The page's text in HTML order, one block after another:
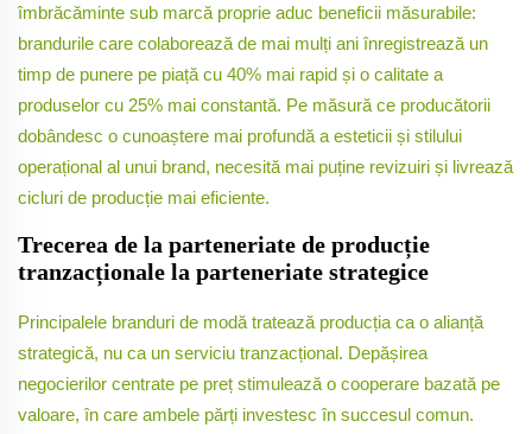
îmbrăcăminte sub marcă proprie aduc beneficii măsurabile:
brandurile care colaborează de mai mulți ani înregistrează un
timp de punere pe piață cu 40% mai rapid și o calitate a
produselor cu 25% mai constantă. Pe măsură ce producătorii
dobândesc o cunoaștere mai profundă a esteticii și stilului
operațional al unui brand, necesită mai puține revizuiri și livrează
cicluri de producție mai eficiente.
Trecerea de la parteneriate de producție
tranzacționale la parteneriate strategice
Principalele branduri de modă tratează producția ca o alianță
strategică, nu ca un serviciu tranzacțional. Depășirea
negocierilor centrate pe preț stimulează o cooperare bazată pe
valoare, în care ambele părți investesc în succesul comun.